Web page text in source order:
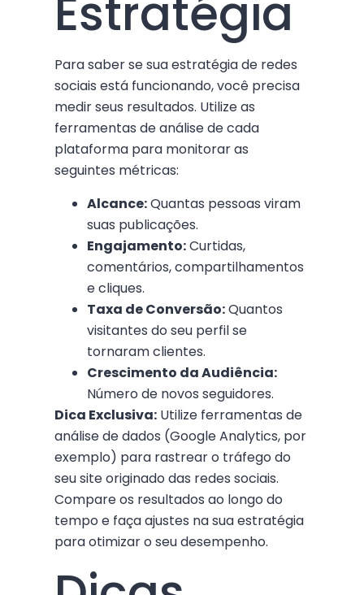
Estratégia
Para saber se sua estratégia de redes
sociais está funcionando, você precisa
medir seus resultados. Utilize as
ferramentas de análise de cada
plataforma para monitorar as
seguintes métricas:
Alcance:Quantas pessoas viram
suas publicações.
Engajamento:Curtidas,
comentários, compartilhamentos
e cliques.
Taxa de Conversão:Quantos
visitantes do seu perfil se
tornaram clientes.
Crescimento da Audiência:
Número de novos seguidores.
Dica Exclusiva: Utilize ferramentas de
análise de dados (Google Analytics, por
exemplo) para rastrear o tráfego do
seu site originado das redes sociais.
Compare os resultados ao longo do
tempo e faça ajustes na sua estratégia
para otimizar o seu desempenho.